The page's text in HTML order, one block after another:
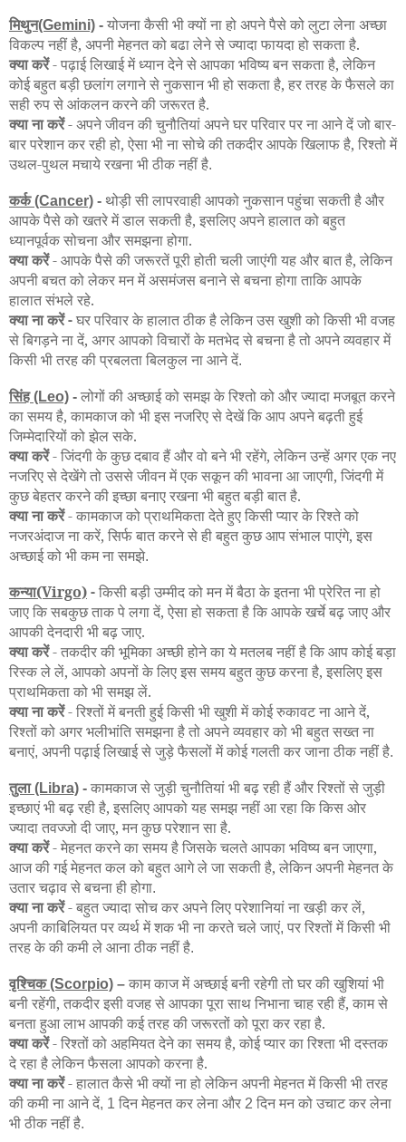
मिथुन(Gemini) - योजना कैसी भी क्यों ना हो अपने पैसे को लुटा लेना अच्छा
विकल्प नहीं है, अपनी मेहनत को बढा लेने से ज्यादा फायदा हो सकता है.
क्या करें- पढ़ाई लिखाई में ध्यान देने से आपका भविष्य बन सकता है, लेकिन
कोई बहुत बड़ी छलांग लगाने से नुकसान भी हो सकता है, हर तरह के फैसले का
सही रुप से आंकलन करने की जरूरत है.
क्या ना करें- अपने जीवन की चुनौतियां अपने घर परिवार पर ना आने दें जो बार-
बार परेशान कर रही हो, ऐसा भी ना सोचे की तकदीर आपके खिलाफ है, रिश्तो में
उथल-पुथल मचाये रखना भी ठीक नहीं है.
कर्क(Cancer) - थोड़ी सी लापरवाही आपको नुकसान पहुंचा सकती है और
आपके पैसे को खतरे में डाल सकती है, इसलिए अपने हालात को बहुत
ध्यानपूर्वक सोचना और समझना होगा.
क्या करें- आपके पैसे की जरूरतें पूरी होती चली जाएंगी यह और बात है, लेकिन
अपनी बचत को लेकर मन में असमंजस बनाने से बचना होगा ताकि आपके
हालात संभले रहे.
क्या ना करें -घर परिवार के हालात ठीक है लेकिन उस खुशी को किसी भी वजह
से बिगड़ने ना दें, अगर आपको विचारों के मतभेद से बचना है तो अपने व्यवहार में
किसी भी तरह की प्रबलता बिलकुल ना आने दें.
सिंह(Leo) - लोगों की अच्छाई को समझ के रिश्तो को और ज्यादा मजबूत करने
का समय है, कामकाज को भी इस नजरिए से देखें कि आप अपने बढ़ती हुई
जिम्मेदारियों को झेल सके.
क्या करें- जिंदगी के कुछ दबाव हैं और वो बने भी रहेंगे, लेकिन उन्हें अगर एक नए
नजरिए से देखेंगे तो उससे जीवन में एक सकून की भावना आ जाएगी, जिंदगी में
कुछ बेहतर करने की इच्छा बनाए रखना भी बहुत बड़ी बात है.
क्या ना करें- कामकाज को प्राथमिकता देते हुए किसी प्यार के रिश्ते को
नजरअंदाज ना करें, सिर्फ बात करने से ही बहुत कुछ आप संभाल पाएंगे, इस
अच्छाई को भी कम ना समझे.
कन्या(Virgo)-किसी बड़ी उम्मीद को मन में बैठा के इतना भी प्रेरित ना हो
जाए कि सबकुछ ताक पे लगा दें, ऐसा हो सकता है कि आपके खर्चे बढ़ जाए और
आपकी देनदारी भी बढ़ जाए.
क्या करें- तकदीर की भूमिका अच्छी होने का ये मतलब नहीं है कि आप कोई बड़ा
रिस्क ले लें, आपको अपनों के लिए इस समय बहुत कुछ करना है, इसलिए इस
प्राथमिकता को भी समझ लें.
क्या ना करें- रिश्तों में बनती हुई किसी भी खुशी में कोई रुकावट ना आने दें,
रिश्तों को अगर भलीभांति समझना है तो अपने व्यवहार को भी बहुत सख्त ना
बनाएं, अपनी पढ़ाई लिखाई से जुड़े फैसलों में कोई गलती कर जाना ठीक नहीं है.
तुला(Libra) - कामकाज से जुड़ी चुनौतियां भी बढ़ रही हैं और रिश्तों से जुड़ी
इच्छाएं भी बढ़ रही है, इसलिए आपको यह समझ नहीं आ रहा कि किस ओर
ज्यादा तवज्जो दी जाए, मन कुछ परेशान सा है.
क्या करें- मेहनत करने का समय है जिसके चलते आपका भविष्य बन जाएगा,
आज की गई मेहनत कल को बहुत आगे ले जा सकती है, लेकिन अपनी मेहनत के
उतार चढ़ाव से बचना ही होगा.
क्या ना करें- बहुत ज्यादा सोच कर अपने लिए परेशानियां ना खड़ी कर लें,
अपनी काबिलियत पर व्यर्थ में शक भी ना करते चले जाएं, पर रिश्तों में किसी भी
तरह के की कमी ले आना ठीक नहीं है.
वृश्चिक(Scorpio) – काम काज में अच्छाई बनी रहेगी तो घर की खुशियां भी
बनी रहेंगी, तकदीर इसी वजह से आपका पूरा साथ निभाना चाह रही हैं, काम से
बनता हुआ लाभ आपकी कई तरह की जरूरतों को पूरा कर रहा है.
क्या करें- रिश्तों को अहमियत देने का समय है, कोई प्यार का रिश्ता भी दस्तक
दे रहा है लेकिन फैसला आपको करना है.
क्या ना करें- हालात कैसे भी क्यों ना हो लेकिन अपनी मेहनत में किसी भी तरह
की कमी ना आने दें, 1 दिन मेहनत कर लेना और 2 दिन मन को उचाट कर लेना
भी ठीक नहीं है.